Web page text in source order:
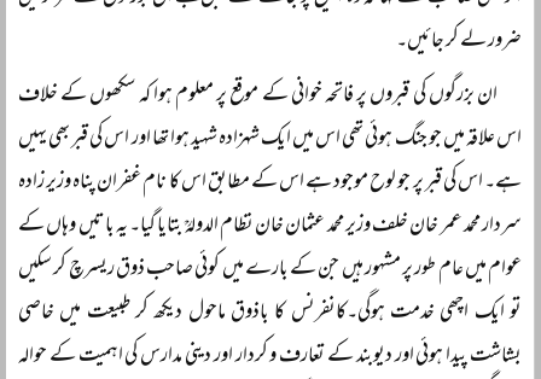
ضرور لے کر جائیں۔
ان بزرگوں کی قبروں پر فاتحہ خوانی کے موقع پر معلوم ہوا کہ سکھوں کے خلاف
اس علاقہ میں جو جنگ ہوئی تھی اس میں ایک شہزادہ شہید ہوا تھا اور اس کی قبر بھی یہیں
ہے۔ اس کی قبر پر جو لوح موجود ہے اس کے مطابق اس کا نام غفران پناہ وزیر زادہ
سردار محمد عمر خان خلف وزیر محمد عثمان خان نظام الدولہؒ بتایا گیا۔ یہ باتیں وہاں کے
عوام میں عام طور پر مشہور ہیں جن کے بارے میں کوئی صاحب ذوق ریسرچ کر سکیں
تو ایک اچھی خدمت ہوگی۔کانفرنس کا باذوق ماحول دیکھ کر طبیعت میں خاصی
بشاشت پیدا ہوئی اور دیوبند کے تعارف و کردار اور دینی مدارس کی اہمیت کے حوالہ